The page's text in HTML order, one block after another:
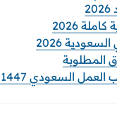
2026
2026
1447 / 2026